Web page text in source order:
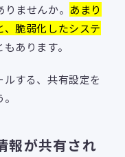
ませんか。 あまり
脆弱化したシステ
もあります。
する、共有設定を
報が共有され